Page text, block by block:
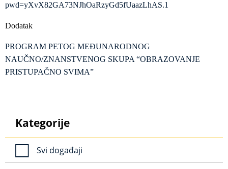
pwd=yXvX82GA73NJhOaRzyGd5fUaazLhAS.1
Dodatak
PROGRAM PETOG MEĐUNARODNOG
NAUČNO/ZNANSTVENOG SKUPA “OBRAZOVANJE
PRISTUPAČNO SVIMA”
Kategorije
Svi događaji